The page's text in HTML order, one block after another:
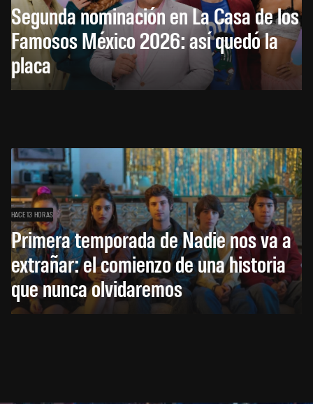
Segunda nominación en La Casa de los
Famosos México 2026: así quedó la
placa
HACE 13 HORAS
Primera temporada de Nadie nos va a
extrañar: el comienzo de una historia
que nunca olvidaremos